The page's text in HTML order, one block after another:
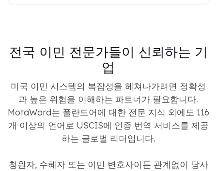
전국 이민 전문가들이 신뢰하는 기
업
미국 이민 시스템의 복잡성을 헤쳐나가려면 정확성
과 높은 위험을 이해하는 파트너가 필요합니다.
MotaWord는 폴란드어에 대한 전문 지식 외에도 116
개 이상의 언어로 USCIS에 인증 번역 서비스를 제공
하는 글로벌 리더입니다.
청원자, 수혜자 또는 이민 변호사이든 관계없이 당사